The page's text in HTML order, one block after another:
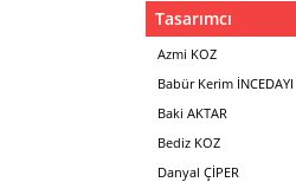
Tasarımcı
Azmi KOZ
Babür Kerim İNCEDAYI
Baki AKTAR
Bediz KOZ
Danyal ÇİPER